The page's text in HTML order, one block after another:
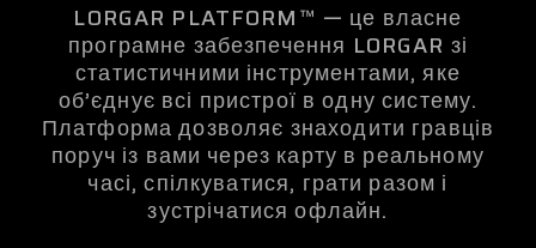
LORGAR PLATFORM™ — це власне
програмне забезпечення LORGAR зі
статистичними інструментами, яке
об’єднує всі пристрої в одну систему.
Платформа дозволяє знаходити гравців
поруч із вами через карту в реальному
часі, спілкуватися, грати разом і
зустрічатися офлайн.